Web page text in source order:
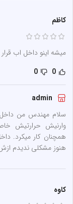
کاظم
میشه اینو داخل اب
0
0
سلام مهندس من
وارنیش حرارتیش
هنوز مشکلی ندیدم
کاوه